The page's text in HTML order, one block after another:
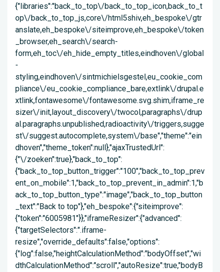
{"libraries":"back_to_top\/back_to_top_icon,back_to_t
op\/back_to_top_js,core\/html5shiv,eh_bespoke\/gtr
anslate,eh_bespoke\/siteimprove,eh_bespoke\/token
_browser,eh_search\/search-
form,eh_toc\/eh_hide_empty_titles,eindhoven\/global
-
styling,eindhoven\/sintmichielsgestel,eu_cookie_com
pliance\/eu_cookie_compliance_bare,extlink\/drupal.e
xtlink,fontawesome\/fontawesome.svg.shim,iframe_re
sizer\/init,layout_discovery\/twocol,paragraphs\/drup
al.paragraphs.unpublished,radioactivity\/triggers,sugge
st\/suggest.autocomplete,system\/base","theme":"ein
dhoven","theme_token":null},"ajaxTrustedUrl":
{"\/zoeken":true},"back_to_top":
{"back_to_top_button_trigger":"100","back_to_top_prev
ent_on_mobile":1,"back_to_top_prevent_in_admin":1,"b
ack_to_top_button_type":"image","back_to_top_button
_text":"Back to top"},"eh_bespoke":{"siteimprove":
{"token":"6005981"}},"iframeResizer":{"advanced":
{"targetSelectors":".iframe-
resize","override_defaults":false,"options":
{"log":false,"heightCalculationMethod":"bodyOffset","wi
dthCalculationMethod":"scroll","autoResize":true,"bodyB